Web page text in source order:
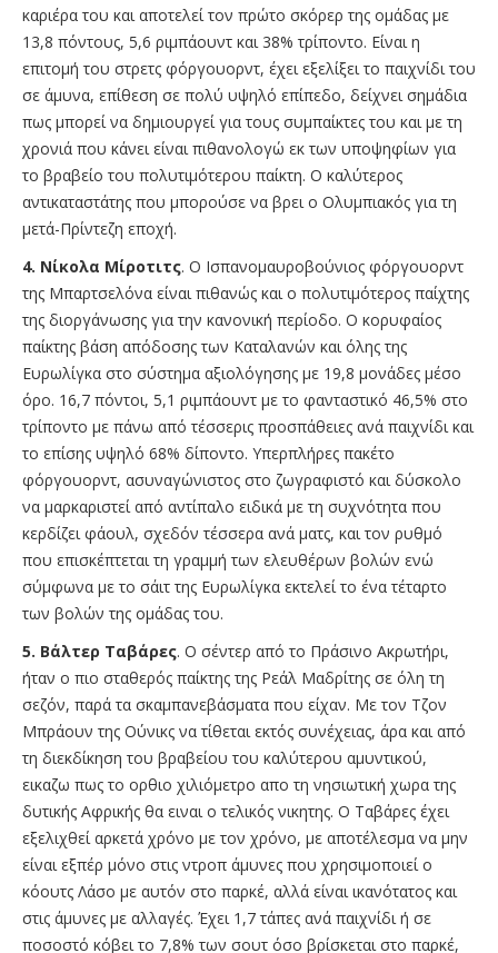
καριέρα του και αποτελεί τον πρώτο σκόρερ της ομάδας με
13,8 πόντους, 5,6 ριμπάουντ και 38% τρίποντο. Είναι η
επιτομή του στρετς φόργουορντ, έχει εξελίξει το παιχνίδι του
σε άμυνα, επίθεση σε πολύ υψηλό επίπεδο, δείχνει σημάδια
πως μπορεί να δημιουργεί για τους συμπαίκτες του και με τη
χρονιά που κάνει είναι πιθανολογώ εκ των υποψηφίων για
το βραβείο του πολυτιμότερου παίκτη. Ο καλύτερος
αντικαταστάτης που μπορούσε να βρει ο Ολυμπιακός για τη
μετά-Πρίντεζη εποχή.
4. Νίκολα Μίροτιτς. Ο Ισπανομαυροβούνιος φόργουορντ
της Μπαρτσελόνα είναι πιθανώς και ο πολυτιμότερος παίχτης
της διοργάνωσης για την κανονική περίοδο. Ο κορυφαίος
παίκτης βάση απόδοσης των Καταλανών και όλης της
Ευρωλίγκα στο σύστημα αξιολόγησης με 19,8 μονάδες μέσο
όρο. 16,7 πόντοι, 5,1 ριμπάουντ με το φανταστικό 46,5% στο
τρίποντο με πάνω από τέσσερις προσπάθειες ανά παιχνίδι και
το επίσης υψηλό 68% δίποντο. Υπερπλήρες πακέτο
φόργουορντ, ασυναγώνιστος στο ζωγραφιστό και δύσκολο
να μαρκαριστεί από αντίπαλο ειδικά με τη συχνότητα που
κερδίζει φάουλ, σχεδόν τέσσερα ανά ματς, και τον ρυθμό
που επισκέπτεται τη γραμμή των ελευθέρων βολών ενώ
σύμφωνα με το σάιτ της Ευρωλίγκα εκτελεί το ένα τέταρτο
των βολών της ομάδας του.
5. Βάλτερ Ταβάρες. Ο σέντερ από το Πράσινο Ακρωτήρι,
ήταν ο πιο σταθερός παίκτης της Ρεάλ Μαδρίτης σε όλη τη
σεζόν, παρά τα σκαμπανεβάσματα που είχαν. Με τον Τζον
Μπράουν της Ούνικς να τίθεται εκτός συνέχειας, άρα και από
τη διεκδίκηση του βραβείου του καλύτερου αμυντικού,
εικαζω πως το ορθιο χιλιόμετρο απο τη νησιωτική χωρα της
δυτικής Αφρικής θα ειναι ο τελικός νικητης. Ο Ταβάρες έχει
εξελιχθεί αρκετά χρόνο με τον χρόνο, με αποτέλεσμα να μην
είναι εξπέρ μόνο στις ντροπ άμυνες που χρησιμοποιεί ο
κόουτς Λάσο με αυτόν στο παρκέ, αλλά είναι ικανότατος και
στις άμυνες με αλλαγές. Έχει 1,7 τάπες ανά παιχνίδι ή σε
ποσοστό κόβει το 7,8% των σουτ όσο βρίσκεται στο παρκέ,